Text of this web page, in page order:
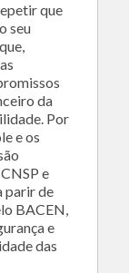
que
seu
da
Por
e os
e
parir de
BACEN,
e
das